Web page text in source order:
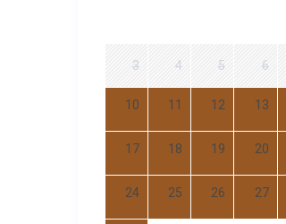
3 4 5 6
10 11 12 13
17 18 19 20
24 25 26 27